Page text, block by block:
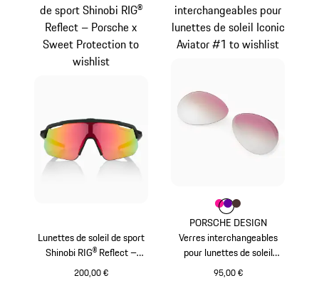
Lunettes de soleil de sport
Shinobi RIG® Reflect –
Porsche x Sweet Protection
200,00 €
de sport Shinobi RIG®
Reflect – Porsche x
Sweet Protection to
wishlist
PORSCHE DESIGN
Verres interchangeables
pour lunettes de soleil
Iconic Aviator #1
95,00 €
interchangeables pour
lunettes de soleil Iconic
Aviator #1 to wishlist
Couleur
Couleur
Couleur
Couleur